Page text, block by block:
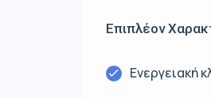
Επιπλέον
Ενεργειακή